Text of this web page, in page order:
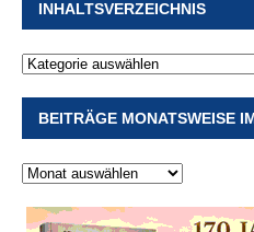
INHALTSVERZEICHNIS
BEITRÄGE MONATSWEISE